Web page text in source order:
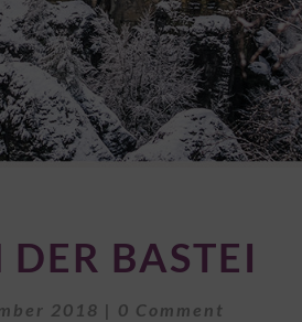
BASTEI
2018 | Comments
0 Comment